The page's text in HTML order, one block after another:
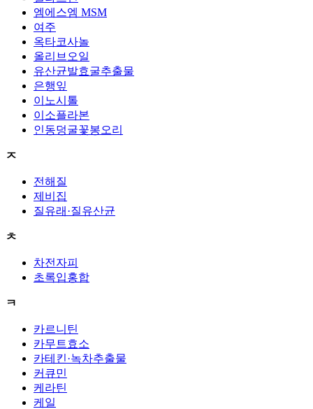
엠에스엠 MSM
여주
옥타코사놀
올리브오일
유산균발효굴추출물
은행잎
이노시톨
이소플라본
인동덩굴꽃봉오리
ㅈ
전해질
제비집
질유래·질유산균
ㅊ
차전자피
초록입홍합
ㅋ
카르니틴
카무트효소
카테킨·녹차추출물
커큐민
케라틴
케일